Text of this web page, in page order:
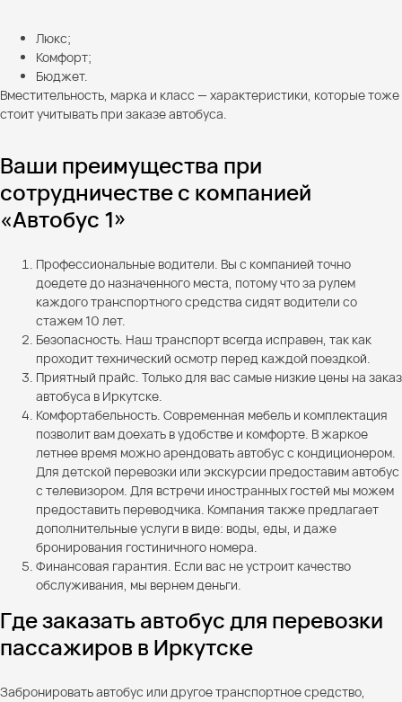
Люкс;
Комфорт;
Бюджет.
Вместительность, марка и класс — характеристики, которые тоже
стоит учитывать при заказе автобуса.
Ваши преимущества при
сотрудничестве с компанией
«Автобус 1»
Профессиональные водители. Вы с компанией точно
доедете до назначенного места, потому что за рулем
каждого транспортного средства сидят водители со
стажем 10 лет.
Безопасность. Наш транспорт всегда исправен, так как
проходит технический осмотр перед каждой поездкой.
Приятный прайс. Только для вас самые низкие цены на заказ
автобуса в Иркутске.
Комфортабельность. Современная мебель и комплектация
позволит вам доехать в удобстве и комфорте. В жаркое
летнее время можно арендовать автобус с кондиционером.
Для детской перевозки или экскурсии предоставим автобус
с телевизором. Для встречи иностранных гостей мы можем
предоставить переводчика. Компания также предлагает
дополнительные услуги в виде: воды, еды, и даже
бронирования гостиничного номера.
Финансовая гарантия. Если вас не устроит качество
обслуживания, мы вернем деньги.
Где заказать автобус для перевозки
пассажиров в Иркутске
Забронировать автобус или другое транспортное средство,